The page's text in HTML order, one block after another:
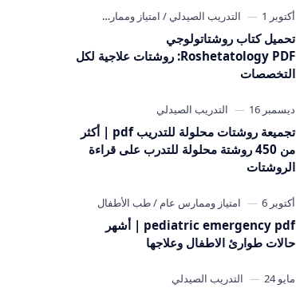
تحميل كتاب روشتاتولوجي
Roshetatology PDF: روشتات علاجية لكل
التخصصات
تجميعة روشتات محلولة للتدريب pdf | أكثر
من 450 روشتة محلولة للتدرب على قراءة
الروشتات
pediatric emergency pdf | أشهر
حالات طوارئ الاطفال وعلاجها